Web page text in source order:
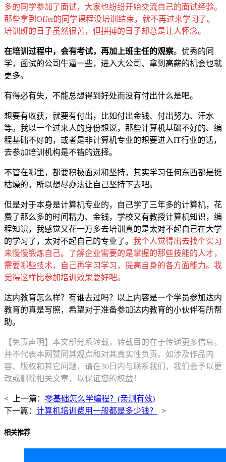
多的同学参加了面试，大家也纷纷开始交流自己的面试经验。
那些拿到Offer的同学课程没培训结束，就不再过来学习了。
培训班的日子虽然很苦，但拼搏的日子却总是让人怀念。
在培训过程中，会有考试，再加上班主任的观察。优秀的同
学，面试的公司牛逼一些，进入大公司、拿到高薪的机会也就
更多。
有得必有失，不能总想得到好处而没有付出什么是吧。
想要有收获，就要有付出，比如付出金钱、付出努力、汗水
等。我以一个过来人的身份想说，那些计算机基础不好的、编
程基础不好的，或者是非计算机专业的想要进入IT行业的话，
去参加培训机构是不错的选择。
不管在哪里，都要积极面对和坚持，其实学习任何东西都是挺
枯燥的，所以想尽办法让自己坚持下去吧。
但是对于本身是计算机专业的，自己学了三年多的计算机，花
费了那么多的时间精力、金钱，学校又有教授计算机知识，编
程知识，我感觉又花一万多去培训真的是太对不起自己在大学
的学习了，太对不起自己的专业了。 我个人觉得出去找个实习
来慢慢锻炼自己。了解企业需要的是掌握的那些技能的人才，
需要哪些技术，自己再学习学习，提高自身的各方面能力。我
觉得这样比参加培训效果要好吧。
达内教育怎么样？有谁去过吗？以上内容是一个学员参加达内
教育的真是写照，希望对于准备参加达内教育的小伙伴有所帮
助。
【免责声明】本文部分系转载，转载目的在于传递更多信息，
并不代表本网赞同其观点和对其真实性负责。如涉及作品内
容、版权和其它问题，请在30日内与联系我们，我们会予以更
改或删除相关文章，以保证您的权益！
< 上一篇： 零基础怎么学编程？(亲测有效)
下一篇： 计算机培训费用一般都是多少钱？ >
相关推荐